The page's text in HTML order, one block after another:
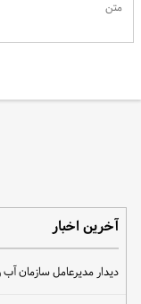
آخرین اخبار
دیدار مدیرعامل سازمان